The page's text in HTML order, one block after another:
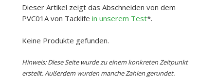
Dieser Artikel zeigt das Abschneiden von dem
PVC01A von Tacklife in unserem Test*.
Keine Produkte gefunden.
Hinweis: Diese Seite wurde zu einem konkreten Zeitpunkt
erstellt. Außerdem wurden manche Zahlen gerundet.